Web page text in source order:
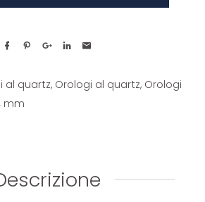
al quartz, Orologi al quartz, Orologi
mm